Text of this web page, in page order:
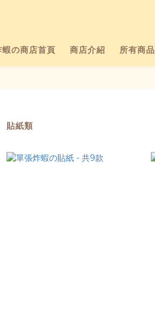
蝦の商店首頁 商店介紹 所有商品
貼紙類